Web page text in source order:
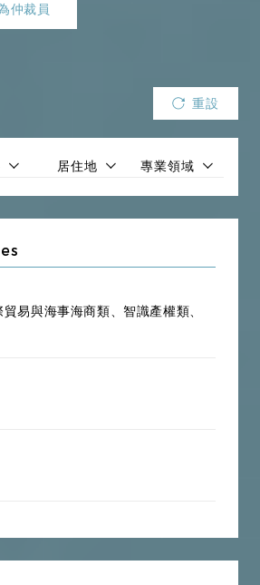
生品、公司債券、資產管理、不良資
資租賃、商業保理、互聯網金融
、WTO法、海商法、海上保險法、海
際航空法、供應鏈、海關法、貨運代
網路、電子數據、域名、特許經營、
權
房地產開發、商品房買賣、城市更
拍賣法、會議展覽、酒店管理、教育
仲裁員
重設
居住地 專業領域
易與海事海商類、智識產權類、